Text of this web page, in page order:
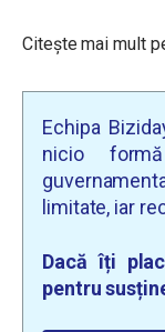
Citește mai mult
Echipa
nicio
limitate, iar
Dacă îți
pentru